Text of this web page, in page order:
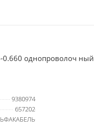
0.660 однопроволоч ный
9380974
657202